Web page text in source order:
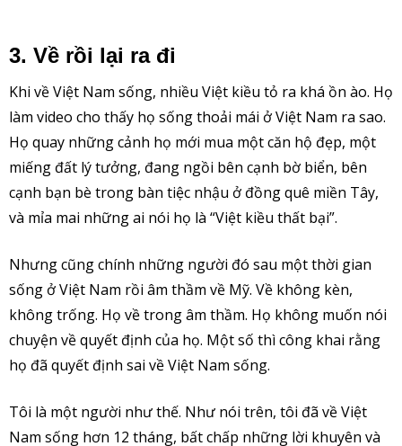
3. Về rồi lại ra đi
Khi về Việt Nam sống, nhiều Việt kiều tỏ ra khá ồn ào. Họ
làm video cho thấy họ sống thoải mái ở Việt Nam ra sao.
Họ quay những cảnh họ mới mua một căn hộ đẹp, một
miếng đất lý tưởng, đang ngồi bên cạnh bờ biển, bên
cạnh bạn bè trong bàn tiệc nhậu ở đồng quê miền Tây,
và mỉa mai những ai nói họ là “Việt kiều thất bại”.
Nhưng cũng chính những người đó sau một thời gian
sống ở Việt Nam rồi âm thầm về Mỹ. Về không kèn,
không trống. Họ về trong âm thầm. Họ không muốn nói
chuyện về quyết định của họ. Một số thì công khai rằng
họ đã quyết định sai về Việt Nam sống.
Tôi là một người như thế. Như nói trên, tôi đã về Việt
Nam sống hơn 12 tháng, bất chấp những lời khuyên và